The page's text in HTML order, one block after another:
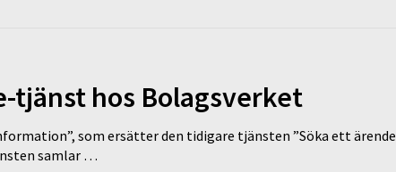
tjänst hos Bolagsverket
som ersätter den tidigare tjänsten ”Söka ett ärende
samlar …